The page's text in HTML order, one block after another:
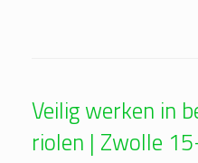
Veilig werken in
riolen | Zwolle